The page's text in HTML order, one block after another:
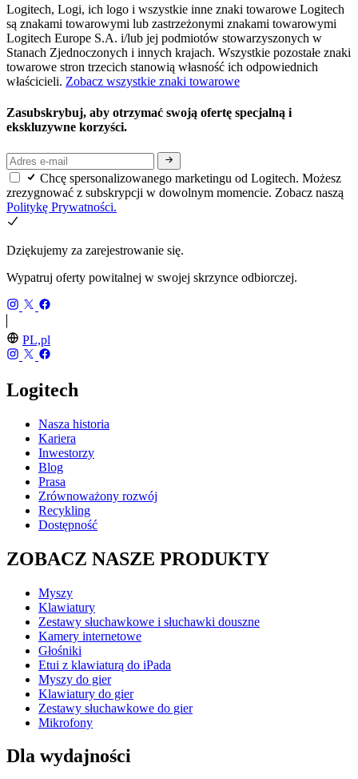
Logitech, Logi, ich logo i wszystkie inne znaki towarowe Logitech
są znakami towarowymi lub zastrzeżonymi znakami towarowymi
Logitech Europe S.A. i/lub jej podmiotów stowarzyszonych w
Stanach Zjednoczonych i innych krajach. Wszystkie pozostałe znaki
towarowe stron trzecich stanowią własność ich odpowiednich
właścicieli. Zobacz wszystkie znaki towarowe
Zasubskrybuj, aby otrzymać swoją ofertę specjalną i
ekskluzywne korzyści.
Chcę spersonalizowanego marketingu od Logitech. Możesz
zrezygnować z subskrypcji w dowolnym momencie. Zobacz naszą
Politykę Prywatności.
Dziękujemy za zarejestrowanie się.
Wypatruj oferty powitalnej w swojej skrzynce odbiorczej.
PL,pl
Logitech
Nasza historia
Kariera
Inwestorzy
Blog
Prasa
Zrównoważony rozwój
Recykling
Dostępność
ZOBACZ NASZE PRODUKTY
Myszy
Klawiatury
Zestawy słuchawkowe i słuchawki douszne
Kamery internetowe
Głośniki
Etui z klawiaturą do iPada
Myszy do gier
Klawiatury do gier
Zestawy słuchawkowe do gier
Mikrofony
Dla wydajności